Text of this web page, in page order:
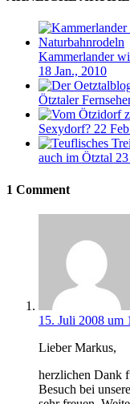
Kammerlander
18 Jan., 2010
Ötztaler
Sexydorf? 22
auch im Ötztal
1 Comment
15. Juli 2008 um
Lieber Markus,
herzlichen Dank
Besuch bei